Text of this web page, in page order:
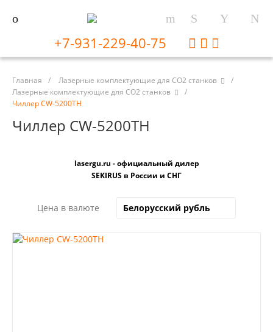
+7-931-229-40-75
Главная / Лазерные комплектующие для CO2 станков
/
Лазерные комплектующие для CO2 станков
/
Чиллер CW-5200TH
Чиллер CW-5200TH
Цена в валюте
lasergu.ru - официальный дилер
SEKIRUS в России и СНГ